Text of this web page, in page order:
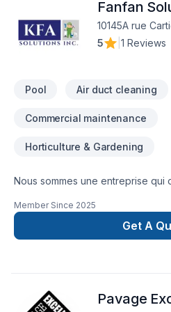
Fanfan
10145A rue
5
1 Reviews
Pool Air duct cleaning
Commercial maintenance
Horticulture & Gardening
Nous sommes une entreprise
ménager, les réparations
récurage, le relustrage, le
planchers,’ CV
Member Since 2025
Get A
Pavage